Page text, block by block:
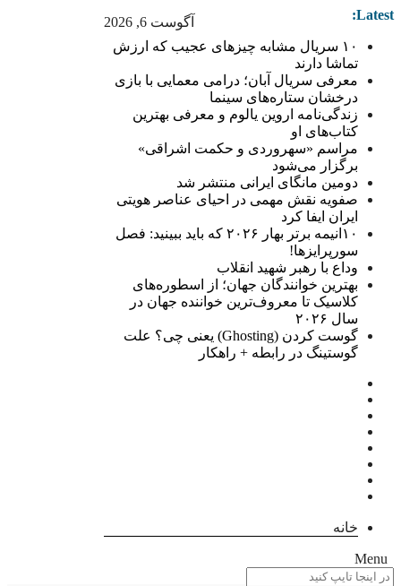
آگوست 6, 2026 Latest:
۱۰ سریال مشابه چیزهای عجیب که ارزش
تماشا دارند
معرفی سریال آبان؛ درامی معمایی با بازی
درخشان ستاره‌های سینما
زندگی‌نامه اروین یالوم و معرفی بهترین
کتاب‌های او
مراسم «سهروردی و حکمت اشراقی»
برگزار می‌شود
دومین مانگای ایرانی منتشر شد
صفویه نقش مهمی در احیای عناصر هویتی
ایران ایفا کرد
۱۰انیمه برتر بهار ۲۰۲۶ که باید ببینید: فصل
سورپرایزها!
وداع با رهبر شهید انقلاب
بهترین خوانندگان جهان؛ از اسطوره‌های
کلاسیک تا معروف‌ترین خواننده جهان در
سال ۲۰۲۶
گوست کردن (Ghosting) یعنی چی؟ علت
گوستینگ در رابطه + راهکار
خانه
Menu